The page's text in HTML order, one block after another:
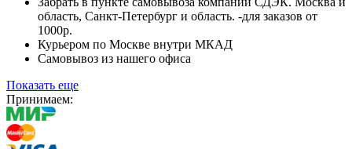
область, Санкт-Петербург и область. -для заказов от
1000р.
Курьером по Москве внутри МКАД
Самовывоз из нашего офиса
Показать еще
Принимаем: